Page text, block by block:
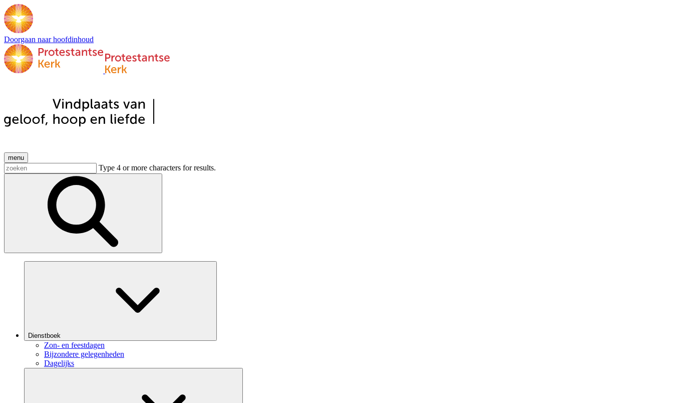
Doorgaan naar hoofdinhoud
menu
Type 4 or more characters for results.
Dienstboek
Zon- en feestdagen
Bijzondere gelegenheden
Dagelijks